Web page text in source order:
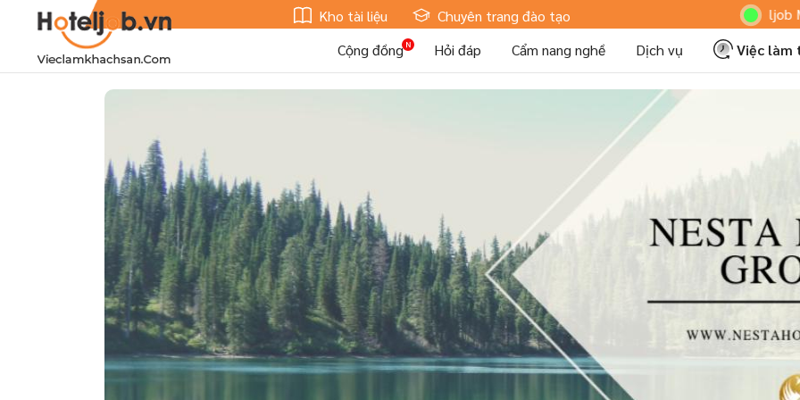
Kho tài liệu Chuyên trang đào tạo Hoteljob MV:
Cộng đồng
Hỏi đáp Cẩm nang nghề Dịch vụ
Việc làm